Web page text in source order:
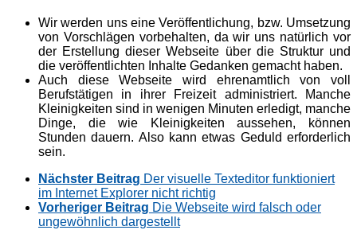
Wir werden uns eine Veröffentlichung, bzw. Umsetzung
von Vorschlägen vorbehalten, da wir uns natürlich vor
der Erstellung dieser Webseite über die Struktur und
die veröffentlichten Inhalte Gedanken gemacht haben.
Auch diese Webseite wird ehrenamtlich von voll
Berufstätigen in ihrer Freizeit administriert. Manche
Kleinigkeiten sind in wenigen Minuten erledigt, manche
Dinge, die wie Kleinigkeiten aussehen, können
Stunden dauern. Also kann etwas Geduld erforderlich
sein.
Nächster Beitrag Der visuelle Texteditor funktioniert
im Internet Explorer nicht richtig
Vorheriger Beitrag Die Webseite wird falsch oder
ungewöhnlich dargestellt